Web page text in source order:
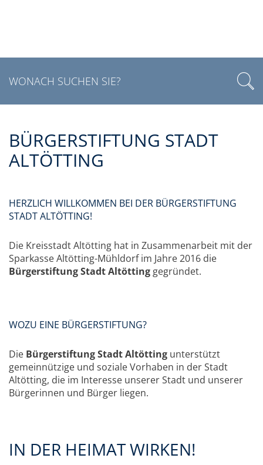
BÜRGERSTIFTUNG STADT
ALTÖTTING
HERZLICH WILLKOMMEN BEI DER BÜRGERSTIFTUNG
STADT ALTÖTTING!
Die Kreisstadt Altötting hat in Zusammenarbeit mit der
Sparkasse Altötting-Mühldorf im Jahre 2016 die
Bürgerstiftung Stadt Altötting gegründet.
WOZU EINE BÜRGERSTIFTUNG?
Die Bürgerstiftung Stadt Altötting unterstützt
gemeinnützige und soziale Vorhaben in der Stadt
Altötting, die im Interesse unserer Stadt und unserer
Bürgerinnen und Bürger liegen.
IN DER HEIMAT WIRKEN!